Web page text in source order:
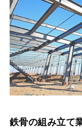
鉄骨の組み立て